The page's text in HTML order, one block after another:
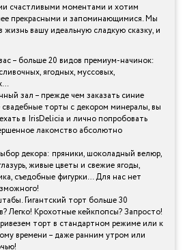
счастливыми моментами и хотим
прекрасными и запоминающимися. Мы
жизнь вашу идеальную сладкую сказку, и
– больше 20 видов премиум-начинок:
ягодных, муссовых,
зал – прежде чем заказать синие
торты с декором минералы, вы
в IrisDelicia и лично попробовать
лакомство абсолютно
декора: пряники, шоколадный велюр,
живые цветы и свежие ягоды,
съедобные фигурки… Для нас нет
Гигантский торт больше 30
Легко! Крохотные кейкпопсы? Запросто!
торт в стандартном режиме или к
времени – даже ранним утром или